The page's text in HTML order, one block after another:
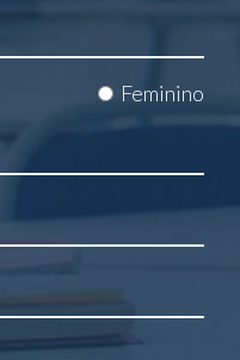
Feminino